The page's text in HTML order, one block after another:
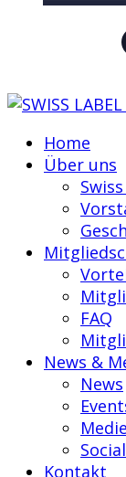
© Swiss
Home
Über uns
FAQ
News &
News
Kontakt